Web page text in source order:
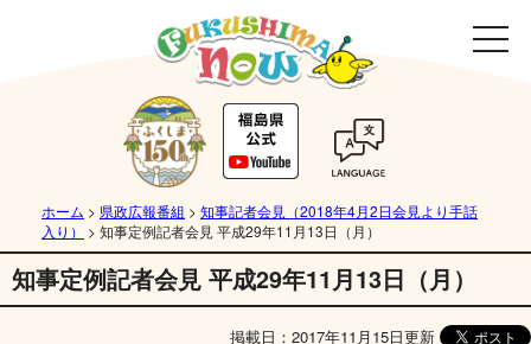
ホーム > 県政広報番組 > 知事記者会見（2018年4月2日会見より手話
入り）
> 知事定例記者会見 平成29年11月13日（月）
知事定例記者会見 平成29年11月13日（月）
掲載日：2017年11月15日更新